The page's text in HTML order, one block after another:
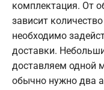
комплектация. От
зависит
необходимо
доставки.
доставляем одной
обычно нужно два